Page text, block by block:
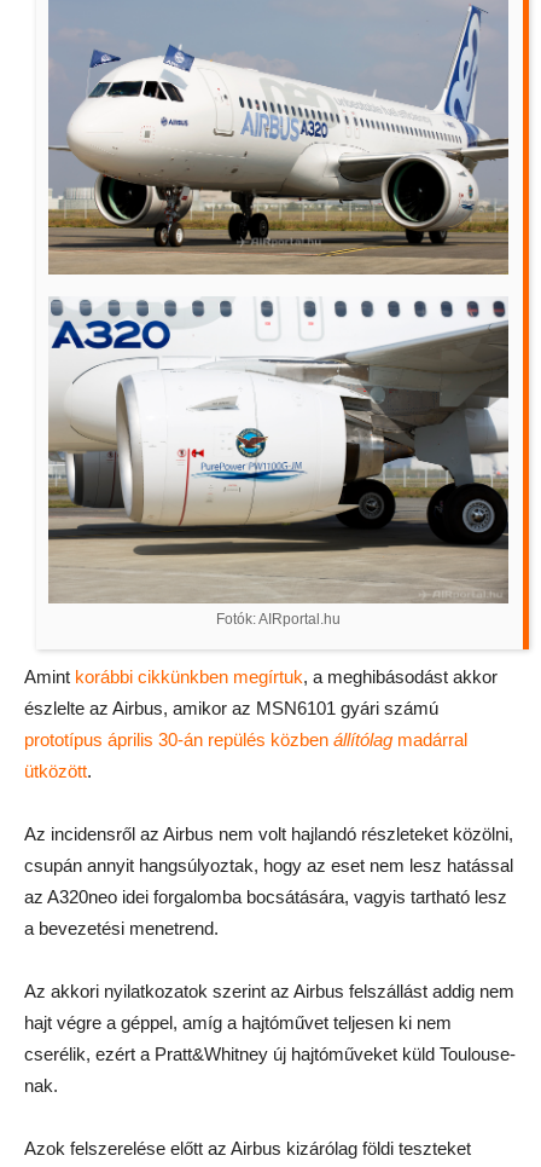
Fotók: AIRportal.hu
Amint korábbi cikkünkben megírtuk, a meghibásodást akkor
észlelte az Airbus, amikor az MSN6101 gyári számú
prototípus április 30-án repülés közben állítólag madárral
ütközött.
Az incidensről az Airbus nem volt hajlandó részleteket közölni,
csupán annyit hangsúlyoztak, hogy az eset nem lesz hatással
az A320neo idei forgalomba bocsátására, vagyis tartható lesz
a bevezetési menetrend.
Az akkori nyilatkozatok szerint az Airbus felszállást addig nem
hajt végre a géppel, amíg a hajtóművet teljesen ki nem
cserélik, ezért a Pratt&Whitney új hajtóműveket küld Toulouse-
nak.
Azok felszerelése előtt az Airbus kizárólag földi teszteket